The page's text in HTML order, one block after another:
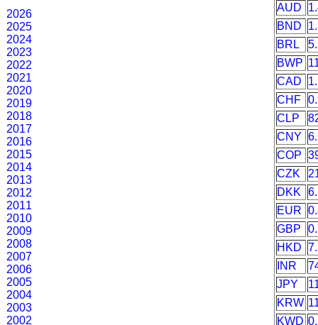
2026
2025
2024
2023
2022
2021
2020
2019
2018
2017
2016
2015
2014
2013
2012
2011
2010
2009
2008
2007
2006
2005
2004
2003
2002
AUD
BND
BRL
BWP
CAD
CHF
CLP
CNY
COP
CZK
DKK
EUR
GBP
HKD
INR
JPY
KRW
KWD